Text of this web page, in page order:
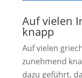
Auf vielen
knapp
Auf vielen
zunehmend
dazu geführt,